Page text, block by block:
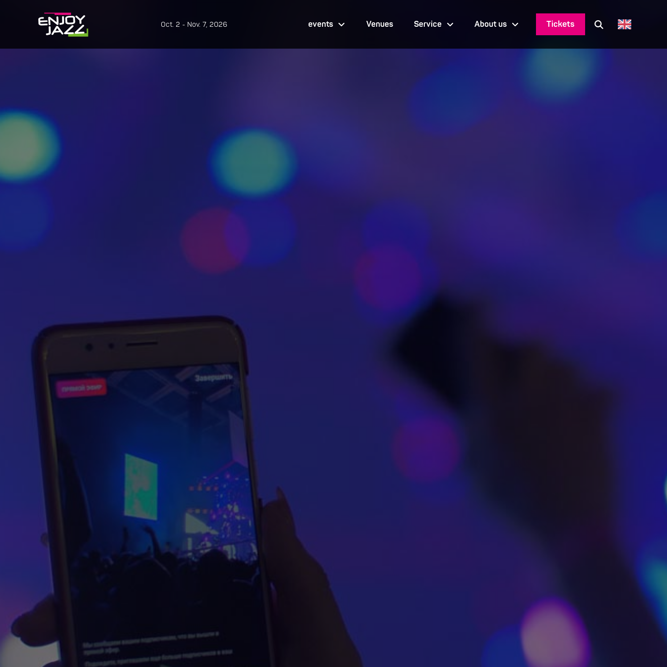
Oct. 2 - Nov. 7, 2026 events Venues Service About us Tickets